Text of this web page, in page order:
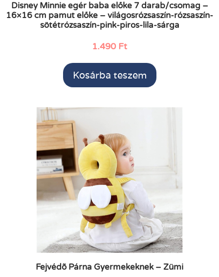
Disney Minnie egér baba előke 7 darab/csomag –
16×16 cm pamut előke – világosrózsaszín-rózsaszín-
sötétrózsaszín-pink-piros-lila-sárga
1.490 Ft
Kosárba teszem
Fejvédõ Párna Gyermekeknek – Zümi